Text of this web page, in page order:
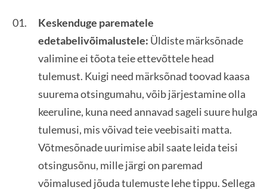
Keskenduge parematele
edetabelivõimalustele: Üldiste märksõnade
valimine ei tõota teie ettevõttele head
tulemust. Kuigi need märksõnad toovad kaasa
suurema otsingumahu, võib järjestamine olla
keeruline, kuna need annavad sageli suure hulga
tulemusi, mis võivad teie veebisaiti matta.
Võtmesõnade uurimise abil saate leida teisi
otsingusõnu, mille järgi on paremad
võimalused jõuda tulemuste lehe tippu. Sellega